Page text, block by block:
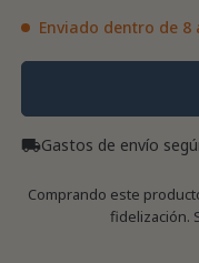
Enviado dentro de 8
local_shippingGastos de envío
Comprando este
fidelización.